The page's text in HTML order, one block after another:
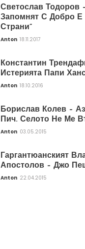
Светослав Тодоров
Запомнят С Добро Е
Страни”
Anton 18.11.2017
Константин
Истерията Папи
Anton 18.10.2016
Борислав Колев –
Пич. Селото Не Ме
Anton 03.05.2015
Гаргантюанският
Апостолов – Джо
Anton 22.04.2015